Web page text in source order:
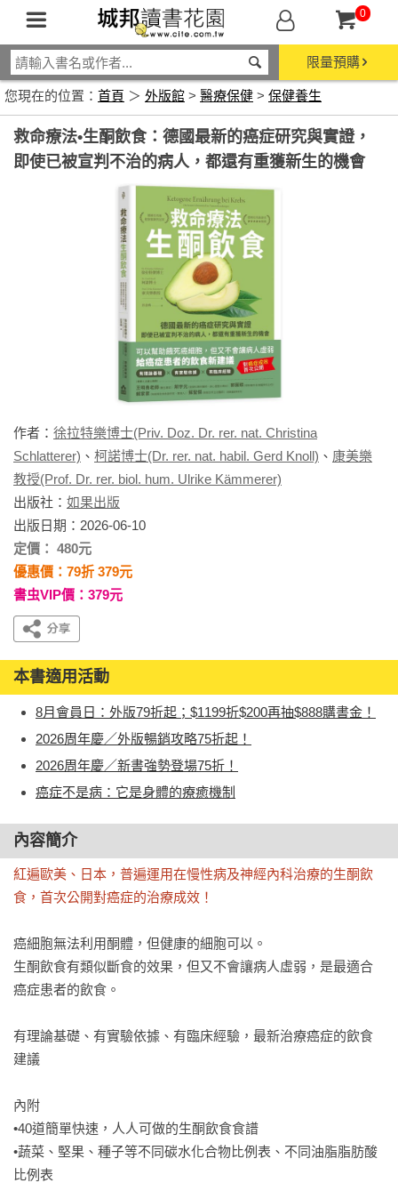
0
限量預購
您現在的位置： 首頁 ＞ 外版館 > 醫療保健 > 保健養生
救命療法•生酮飲食：德國最新的癌症研究與實證，
即使已被宣判不治的病人，都還有重獲新生的機會
作者： 徐拉特樂博士(Priv. Doz. Dr. rer. nat. Christina
Schlatterer) 、 柯諾博士(Dr. rer. nat. habil. Gerd Knoll) 、 康美樂
教授(Prof. Dr. rer. biol. hum. Ulrike Kämmerer)
出版社： 如果出版
出版日期：2026-06-10
定價： 480元
優惠價：79折 379元
書虫VIP價：379元
本書適用活動
8月會員日：外版79折起；$1199折$200再抽$888購書金！
2026周年慶／外版暢銷攻略75折起！
2026周年慶／新書強勢登場75折！
癌症不是病：它是身體的療癒機制
內容簡介
紅遍歐美、日本，普遍運用在慢性病及神經內科治療的生酮飲
食，首次公開對癌症的治療成效！
癌細胞無法利用酮體，但健康的細胞可以。
生酮飲食有類似斷食的效果，但又不會讓病人虛弱，是最適合
癌症患者的飲食。
有理論基礎、有實驗依據、有臨床經驗，最新治療癌症的飲食
建議
內附
•40道簡單快速，人人可做的生酮飲食食譜
•蔬菜、堅果、種子等不同碳水化合物比例表、不同油脂脂肪酸
比例表